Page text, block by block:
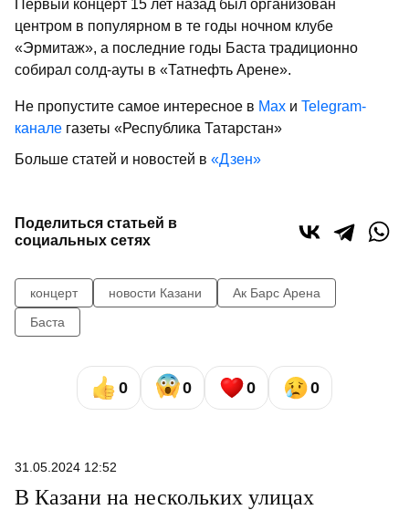
Первый концерт 15 лет назад был организован
центром в популярном в те годы ночном клубе
«Эрмитаж», а последние годы Баста традиционно
собирал солд-ауты в «Татнефть Арене».
Не пропустите самое интересное в Max и Telegram-
канале газеты «Республика Татарстан»
Больше статей и новостей в «Дзен»
Поделиться статьей в
социальных сетях
концерт новости Казани
Ак Барс Арена
Баста
0 0 0 0
31.05.2024 12:52
В Казани на нескольких улицах